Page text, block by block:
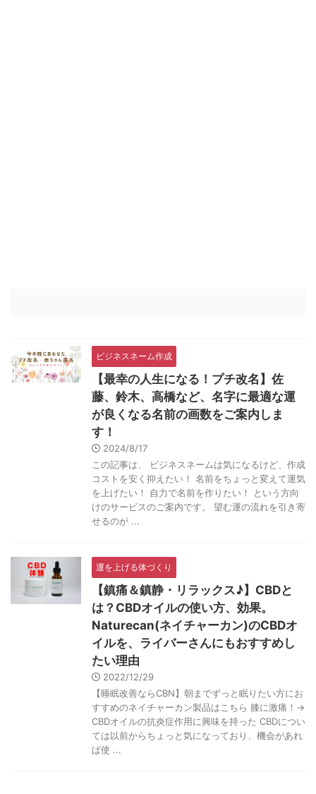
ビジネスネーム作成
【最幸の人生になる！プチ改名】佐
藤、鈴木、高橋など、名字に最適な運
が良くなる名前の画数をご案内しま
す！
2024/8/17
この記事は、 ビジネスネームは気になるけど、作成
コストを安く抑えたい！ 名前をちょっと変えて運気
を上げたい！ 自力で名前を作りたい！ という方向
けのサービスのご案内です。 望む運の流れを引き寄
せるのが ...
運を上げる体づくり
【鎮痛＆鎮静・リラックス♪】CBDと
は？CBDオイルの使い方、効果。
Naturecan(ネイチャーカン)のCBDオ
イルを、ライバーさんにもおすすめし
たい理由
2022/12/29
【睡眠改善ならCBN】朝までずっと眠りたい方にお
すすめのネイチャーカン製品はこちら 膝に激痛！→
CBDオイルの抗炎症作用に興味を持った CBDについ
ては以前からちょっと気になっており、機会があれ
ば使 ...